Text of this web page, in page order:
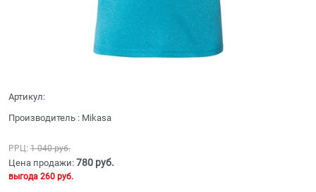
Артикул:
Производитель : Mikasa
РРЦ: 1 040 руб.
Цена продажи: 780 руб.
выгода 260 руб.